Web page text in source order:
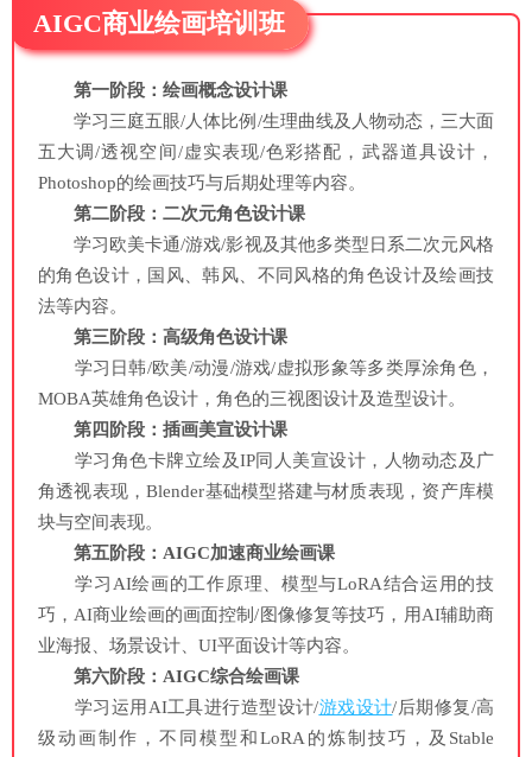
AIGC商业绘画培训班
第一阶段：绘画概念设计课
学习三庭五眼/人体比例/生理曲线及人物动态，三大面
五大调/透视空间/虚实表现/色彩搭配，武器道具设计，
Photoshop的绘画技巧与后期处理等内容。
第二阶段：二次元角色设计课
学习欧美卡通/游戏/影视及其他多类型日系二次元风格
的角色设计，国风、韩风、不同风格的角色设计及绘画技
法等内容。
第三阶段：高级角色设计课
学习日韩/欧美/动漫/游戏/虚拟形象等多类厚涂角色，
MOBA英雄角色设计，角色的三视图设计及造型设计。
第四阶段：插画美宣设计课
学习角色卡牌立绘及IP同人美宣设计，人物动态及广
角透视表现，Blender基础模型搭建与材质表现，资产库模
块与空间表现。
第五阶段：AIGC加速商业绘画课
学习AI绘画的工作原理、模型与LoRA结合运用的技
巧，AI商业绘画的画面控制/图像修复等技巧，用AI辅助商
业海报、场景设计、UI平面设计等内容。
第六阶段：AIGC综合绘画课
学习运用AI工具进行造型设计/游戏设计/后期修复/高
级动画制作，不同模型和LoRA的炼制技巧，及Stable